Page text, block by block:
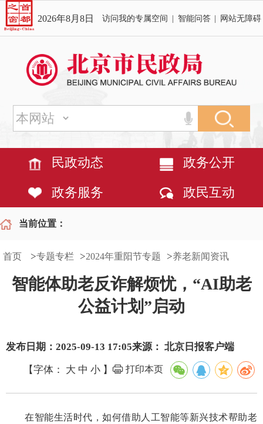
2026年8月8日 访问我的专属空间 智能问答 网站无障碍
民政动态 政务公开
政务服务 政民互动
当前位置：
首页 >专题专栏 >2024年重阳节专题 >养老新闻资讯
智能体助老反诈解烦忧，“AI助老
公益计划”启动
发布日期：2025-09-13 17:05来源： 北京日报客户端
【字体： 大 中 小 】 打印本页
在智能生活时代，如何借助人工智能等新兴技术帮助老